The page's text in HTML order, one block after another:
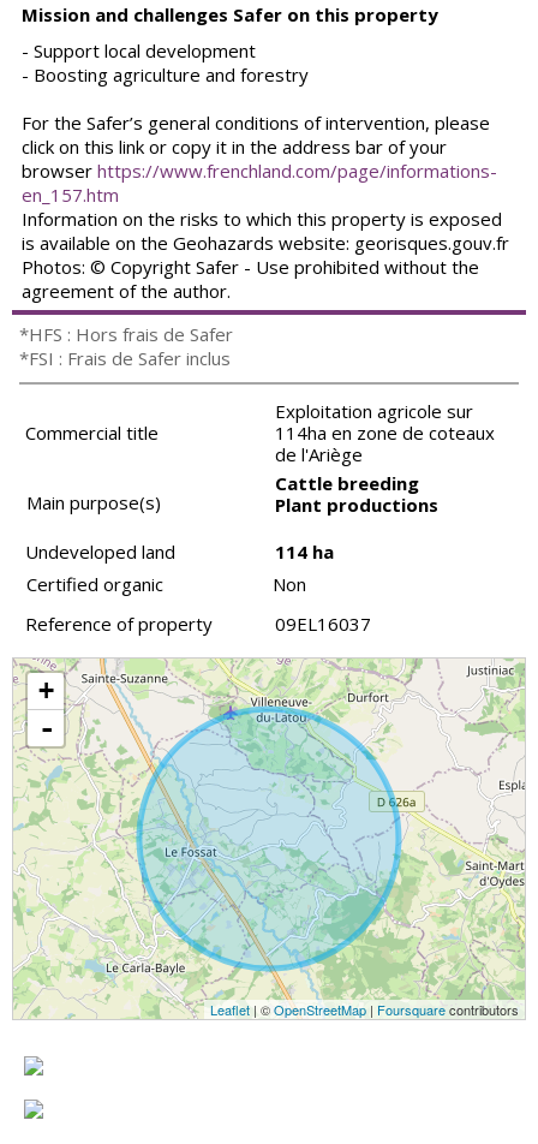
Mission and challenges Safer on this property
- Support local development
- Boosting agriculture and forestry
For the Safer’s general conditions of intervention, please
click on this link or copy it in the address bar of your
browser https://www.frenchland.com/page/informations-
en_157.htm
Information on the risks to which this property is exposed
is available on the Geohazards website: georisques.gouv.fr
Photos: © Copyright Safer - Use prohibited without the
agreement of the author.
*HFS : Hors frais de Safer
*FSI : Frais de Safer inclus
Commercial title
Exploitation agricole sur
114ha en zone de coteaux
de l'Ariège
Main purpose(s)
Cattle breeding
Plant productions
Undeveloped land
114 ha
Certified organic
Non
Reference of property
09EL16037
+
-
Leaflet | ©OpenStreetMap | Foursquarecontributors